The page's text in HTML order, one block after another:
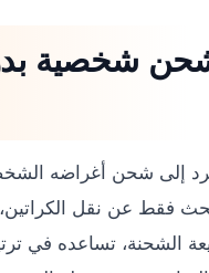
شخصية
إلى شحن أغراضه
فقط عن نقل
الشحنة، تساعده في